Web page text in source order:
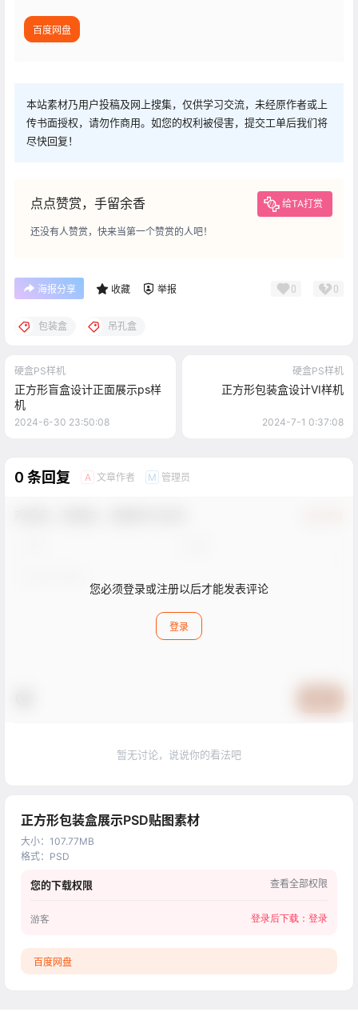
百度网盘
本站素材乃用户投稿及网上搜集，仅供学习交流，未经原作者或上
传书面授权，请勿作商用。如您的权利被侵害，提交工单后我们将
尽快回复！
点点赞赏，手留余香 给TA打赏
还没有人赞赏，快来当第一个赞赏的人吧！
海报分享 收藏 举报 0 0
包装盒 吊孔盒
硬盒PS样机
正方形盲盒设计正面展示ps样
机
2024-6-30 23:50:08
硬盒PS样机
正方形包装盒设计VI样机
2024-7-1 0:37:08
0 条回复 A 文章作者 M 管理员
您必须登录或注册以后才能发表评论
登录
暂无讨论，说说你的看法吧
正方形包装盒展示PSD贴图素材
大小： 107.77MB
格式： PSD
您的下载权限 查看全部权限
游客 登录后下载： 登录
百度网盘